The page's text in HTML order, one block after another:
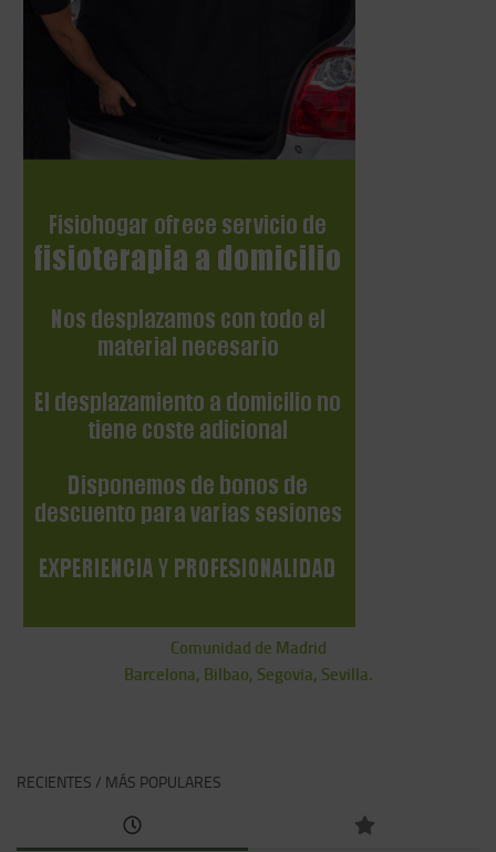
Comunidad de Madrid
Barcelona, Bilbao, Segovia, Sevilla.
RECIENTES / MÁS POPULARES